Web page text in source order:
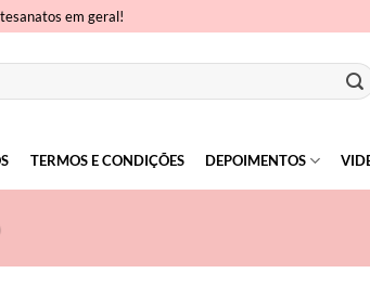
em geral!
TERMOS E CONDIÇÕES DEPOIMENTOS